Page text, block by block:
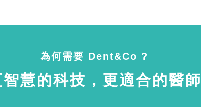
為何需要 Dent&Co ?
智慧的科技，更適合的醫師